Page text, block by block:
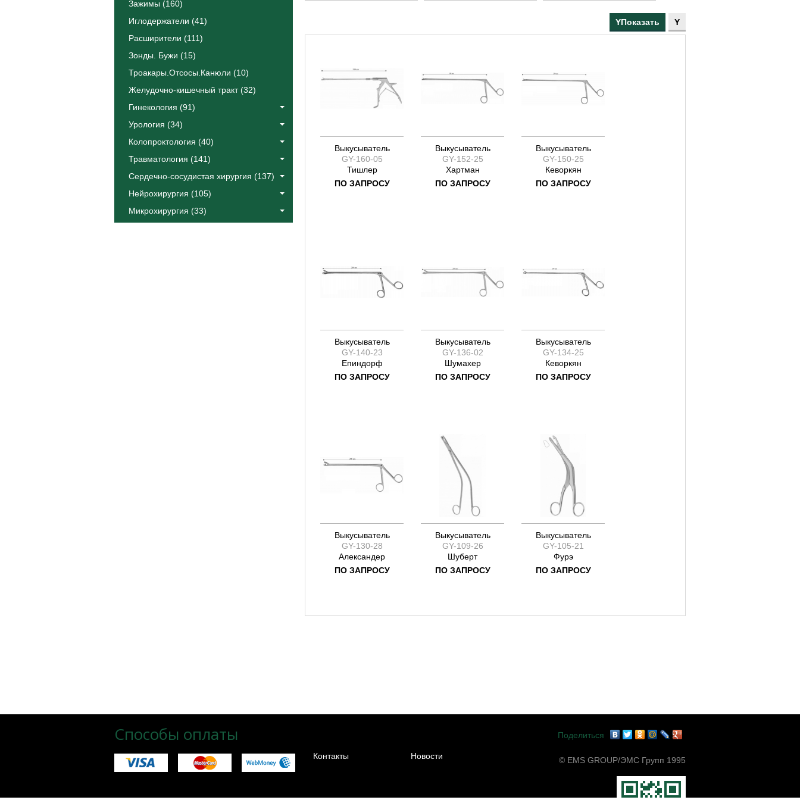
Зажимы (160)
Иглодержатели (41)
Расширители (111)
Зонды. Бужи (15)
Троакары.Отсосы.Канюли (10)
Желудочно-кишечный тракт (32)
Гинекология (91)
Урология (34)
Колопроктология (40)
Травматология (141)
Сердечно-сосудистая хирургия (137)
Нейрохирургия (105)
Микрохирургия (33)
Тишлер
Hartmann
260
Выкусыватель
GY-160-05
Тишлер
ПО ЗАПРОСУ
Выкусыватель
GY-152-25
Хартман
ПО ЗАПРОСУ
Выкусыватель
GY-150-25
Кеворкян
ПО ЗАПРОСУ
Выкусыватель
GY-140-23
Епиндорф
ПО ЗАПРОСУ
Выкусыватель
GY-136-02
Шумахер
ПО ЗАПРОСУ
Выкусыватель
GY-134-25
Кеворкян
ПО ЗАПРОСУ
Выкусыватель
GY-130-28
Александер
ПО ЗАПРОСУ
Выкусыватель
GY-109-26
Шуберт
ПО ЗАПРОСУ
Выкусыватель
GY-105-21
Фурэ
ПО ЗАПРОСУ
Способы оплаты
Контакты Новости
Поделиться
© EMS GROUP/ЭМС Групп 1995